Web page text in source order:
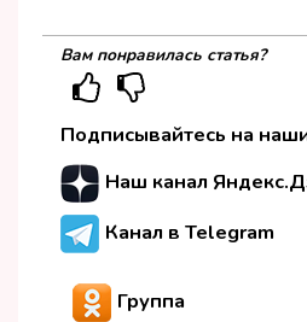
Вам понравилась статья?
Подписывайтесь на
Наш канал
Канал в Telegram
Группа